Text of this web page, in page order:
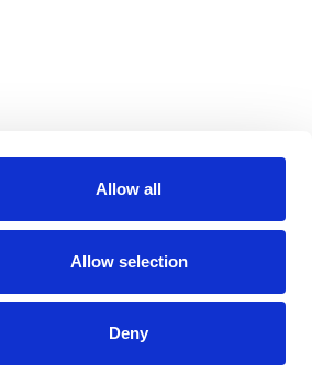
Allow all
Allow selection
Deny